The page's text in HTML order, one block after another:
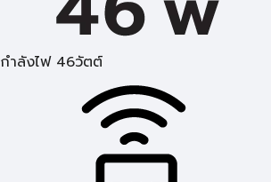
กำลังไฟ 46วัตต์